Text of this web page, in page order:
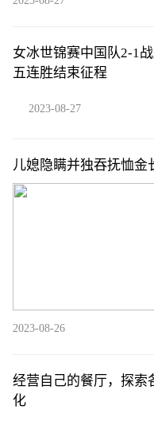
女冰世锦赛中国队2-1
五连胜结束征程
2023-08-27
儿媳隐瞒并独吞抚恤金
庭，法院判了！
2023-08-26
经营自己的餐厅，探索
化